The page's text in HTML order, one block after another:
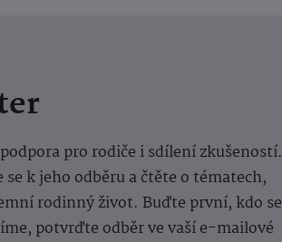
pro rodiče i sdílení zkušeností.
k jeho odběru a čtěte o tématech,
rodinný život. Buďte první, kdo se
potvrďte odběr ve vaší e-mailové